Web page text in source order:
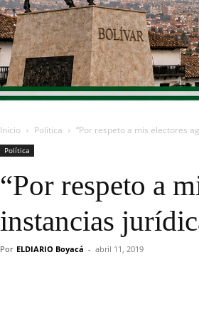
Inicio Política “Por respeto a mis electores
Política
“Por respeto a
instancias
Por ELDIARIO Boyacá - abril 11, 2019